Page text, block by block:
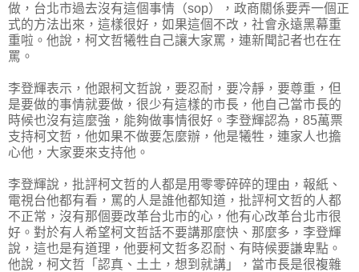
做，台北市過去沒有這個事情（sop），政商關係要弄一個正
式的方法出來，這樣很好，如果這個不改，社會永遠黑幕重
重啦。他說，柯文哲犧牲自己讓大家罵，連新聞記者也在在
罵。
李登輝表示，他跟柯文哲說，要忍耐，要冷靜，要尊重，但
是要做的事情就要做，很少有這樣的市長，他自己當市長的
時候也沒有這麼強，能夠做事情很好。李登輝認為，85萬票
支持柯文哲，他如果不做要怎麼辦，他是犧牲，連家人也擔
心他，大家要來支持他。
李登輝說，批評柯文哲的人都是用零零碎碎的理由，報紙、
電視台他都有看，罵的人是誰他都知道，批評柯文哲的人都
不正常，沒有那個要改革台北市的心，他有心改革台北市很
好。對於有人希望柯文哲話不要講那麼快、那麼多，李登輝
說，這也是有道理，他要柯文哲多忍耐、有時候要謙卑點。
他說，柯文哲「認真、土土，想到就講」，當市長是很複雜